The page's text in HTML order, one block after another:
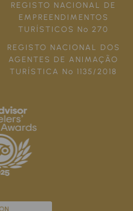
REGISTO NACIONAL DE
EMPREENDIMENTOS
TURÍSTICOS Nº 270
REGISTO NACIONAL DOS
AGENTES DE ANIMAÇÃO
TURÍSTICA Nº 1135/2018